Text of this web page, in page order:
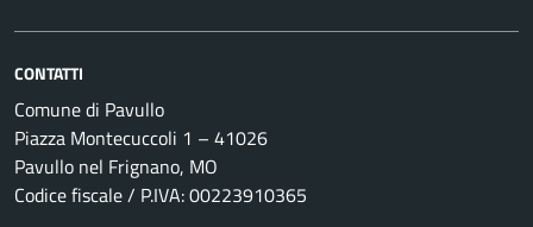
CONTATTI
Comune di Pavullo
Piazza Montecuccoli 1 – 41026
Pavullo nel Frignano, MO
Codice fiscale / P.IVA: 00223910365